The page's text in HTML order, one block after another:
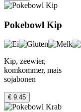
Pokebowl Kip
Kip, zeewier,
komkommer, mais
sojabonen
€ 9.45